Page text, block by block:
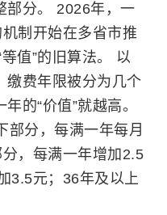
部分。 2026年，一
制开始在多省市推
值”的旧算法。 以
缴费年限被分为几个
的“价值”就越高。
部分，每满一年每月
，每满一年增加2.5
3.5元；36年及以上